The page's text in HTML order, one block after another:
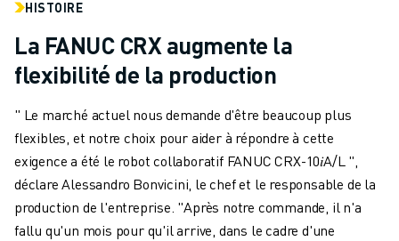
HISTOIRE
La FANUC CRX augmente la
flexibilité de la production
" Le marché actuel nous demande d'être beaucoup plus
flexibles, et notre choix pour aider à répondre à cette
exigence a été le robot collaboratif FANUC CRX-10𝑖A/L ",
déclare Alessandro Bonvicini, le chef et le responsable de la
production de l'entreprise. "Après notre commande, il n'a
fallu qu'un mois pour qu'il arrive, dans le cadre d'une